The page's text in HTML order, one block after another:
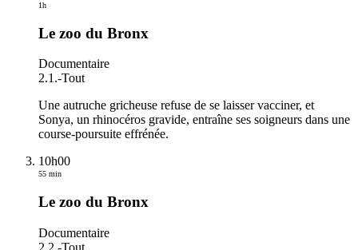
1h
Le zoo du Bronx
Documentaire
2.1.-Tout
Une autruche gricheuse refuse de se laisser vacciner, et
Sonya, un rhinocéros gravide, entraîne ses soigneurs dans une
course-poursuite effrénée.
10h00
55 min
Le zoo du Bronx
Documentaire
2.2.-Tout